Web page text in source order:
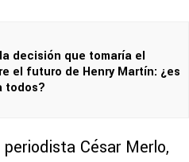
decisión que tomaría el
el futuro de Henry Martín: ¿es
todos?
César Merlo,